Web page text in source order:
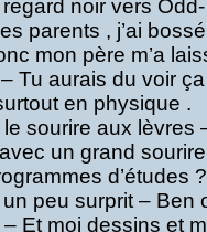
regard noir vers
parents , j’ai
mon père m’a
Tu aurais du voir
en physique .
le sourire aux lèvres
un grand
d’études ?
un peu surprit – Ben
– Et moi dessins et